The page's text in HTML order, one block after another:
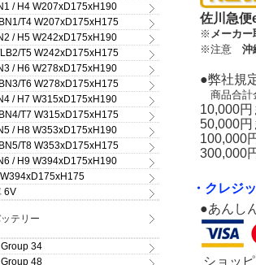
佐川急便
※ メーカー
※注意 沖
●弊社規
商品合計
10,000
50,000
300,000
・クレジ
●あんし
ショッ
/ H4 W207xD175xH190
T4 W207xD175xH175
/ H5 W242xD175xH190
T5 W242xD175xH175
/ H6 W278xD175xH190
T6 W278xD175xH175
/ H7 W315xD175xH190
T7 W315xD175xH175
/ H8 W353xD175xH190
T8 W353xD175xH175
/ H9 W394xD175xH190
6V
テリー
Group 34
Group 48